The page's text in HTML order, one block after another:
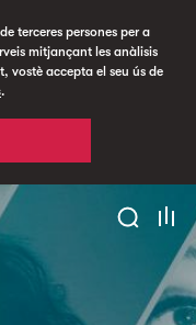
terceres persones per a
mitjançant les anàlisis
vostè accepta el seu ús de
.